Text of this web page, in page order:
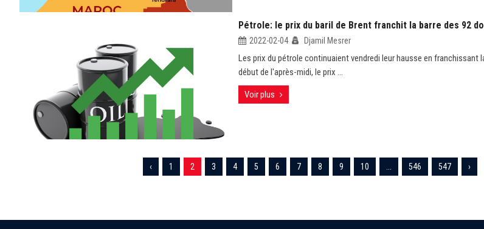
Pétrole: le prix du baril de Brent franchit la barre des 92
2022-02-04 Djamil Mesrer
Les prix du pétrole continuaient vendredi leur hausse en franchissant
début de l'après-midi, le prix ...
Voir plus
‹ 1 2 3 4 5 6 7 8 9 10 546 547 ›